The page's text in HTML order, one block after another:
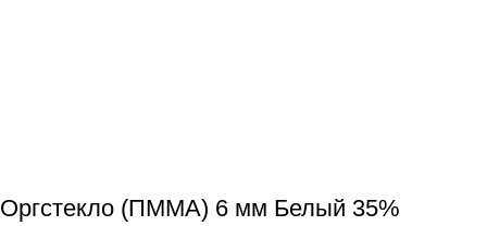
Оргстекло (ПММА) 6 мм Белый 35%